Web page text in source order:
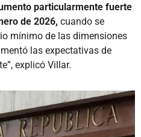
particularmente fuerte
de 2026, cuando se
mínimo de las dimensiones
las expectativas de
explicó Villar.